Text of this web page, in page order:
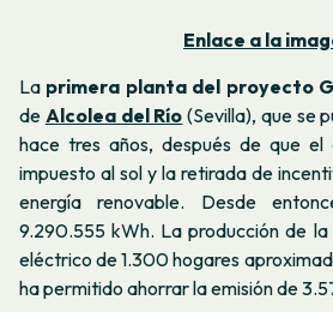
Enlace a la
La primera planta del proyecto
de Alcolea del Río (Sevilla), que se
hace tres años, después de que el
impuesto al sol y la retirada de
energía renovable. Desde
9.290.555 kWh. La producción de
eléctrico de 1.300 hogares
ha permitido ahorrar la emisión de